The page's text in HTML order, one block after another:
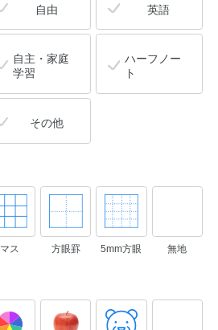
自由 英語
自主・家庭
学習
ハーフノー
ト
その他
マス 方眼罫 5mm方眼 無地